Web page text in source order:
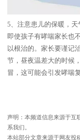
5、 注意患儿的保暖 ，
即使孩子有哮喘家长也
以根治的。家长要谨记
节，昼夜温差大的时候
冒，这可能会引发哮喘复
声明：本频道信息来源于互
系我们。
本站部分文章来源于网友投